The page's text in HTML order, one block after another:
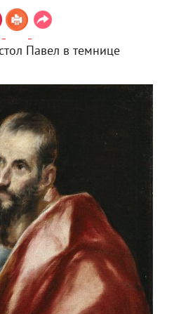
Павел в темнице